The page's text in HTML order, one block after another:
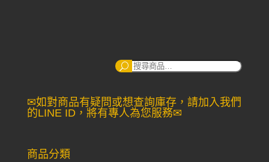
搜
✉如對商品有疑問或想查詢庫存，請加入我們
的LINE ID，將有專人為您服務✉
商品分類